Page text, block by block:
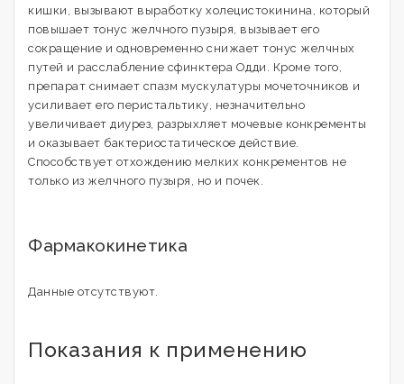
кишки, вызывают выработку холецистокинина, который
повышает тонус желчного пузыря, вызывает его
сокращение и одновременно снижает тонус желчных
путей и расслабление сфинктера Одди. Кроме того,
препарат снимает спазм мускулатуры мочеточников и
усиливает его перистальтику, незначительно
увеличивает диурез, разрыхляет мочевые конкременты
и оказывает бактериостатическое действие.
Способствует отхождению мелких конкрементов не
только из желчного пузыря, но и почек.
Фармакокинетика
Данные отсутствуют.
Показания к применению